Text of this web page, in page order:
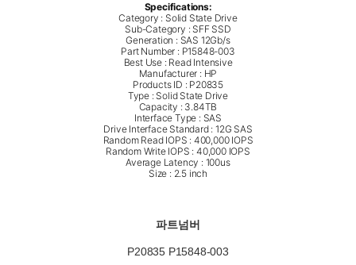
Specifications:
Category : Solid State Drive
Sub-Category : SFF SSD
Generation : SAS 12Gb/s
Part Number : P15848-003
Best Use : Read Intensive
Manufacturer : HP
Products ID : P20835
Type : Solid State Drive
Capacity : 3.84TB
Interface Type : SAS
Drive Interface Standard : 12G SAS
Random Read IOPS : 400,000 IOPS
Random Write IOPS : 40,000 IOPS
Average Latency : 100us
Size : 2.5 inch
파트넘버
P20835 P15848-003